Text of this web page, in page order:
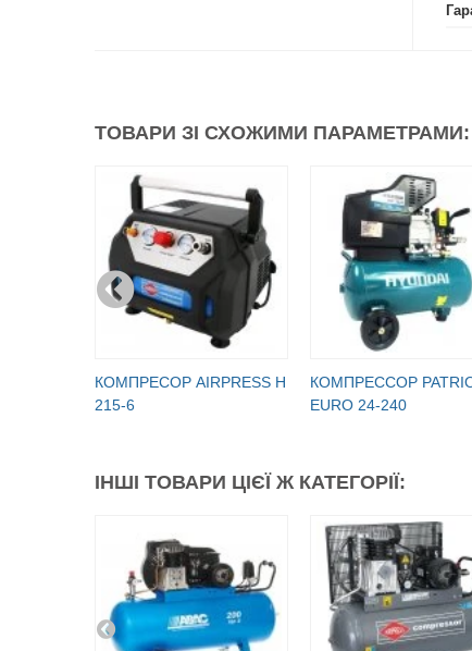
ТОВАРИ ЗІ СХОЖИМИ ПАРАМЕТРАМИ:
КОМПРЕСОР AIRPRESS H
215-6
КОМПРЕССОР
EURO 24-240
ІНШІ ТОВАРИ ЦІЄЇ Ж КАТЕГОРІЇ: